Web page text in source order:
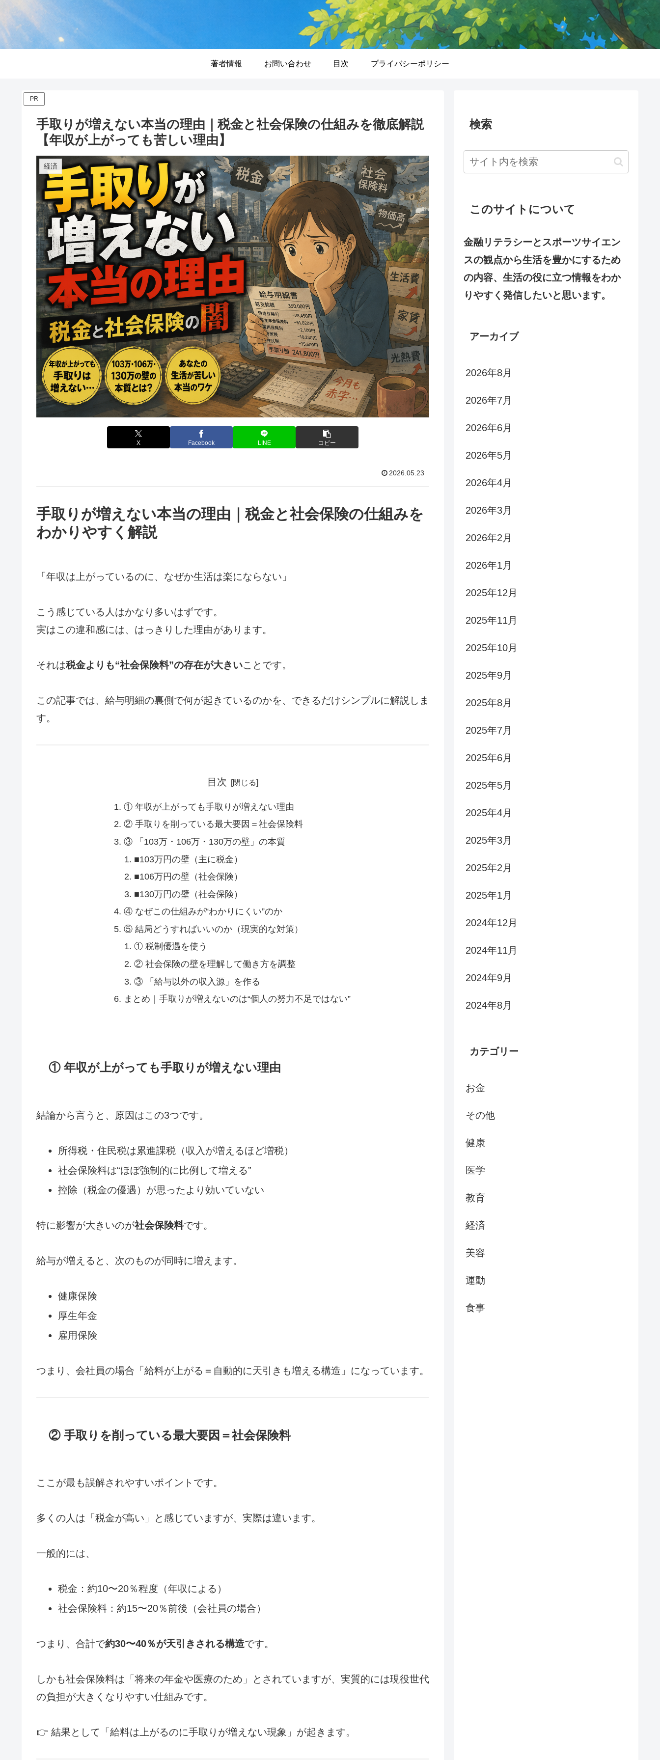
著者情報 お問い合わせ 目次 プライバシーポリシー
PR
手取りが増えない本当の理由｜税金と社会保険の仕組みを徹底解説
【年収が上がっても苦しい理由】
経済
X Facebook LINE コピー
2026.05.23
手取りが増えない本当の理由｜税金と社会保険の仕組みを
わかりやすく解説
「年収は上がっているのに、なぜか生活は楽にならない」
こう感じている人はかなり多いはずです。
実はこの違和感には、はっきりした理由があります。
それは税金よりも“社会保険料”の存在が大きいことです。
この記事では、給与明細の裏側で何が起きているのかを、できるだけシンプルに解説しま
す。
目次
① 年収が上がっても手取りが増えない理由
② 手取りを削っている最大要因＝社会保険料
③ 「103万・106万・130万の壁」の本質
■103万円の壁（主に税金）
■106万円の壁（社会保険）
■130万円の壁（社会保険）
④ なぜこの仕組みが“わかりにくい”のか
⑤ 結局どうすればいいのか（現実的な対策）
① 税制優遇を使う
② 社会保険の壁を理解して働き方を調整
③ 「給与以外の収入源」を作る
まとめ｜手取りが増えないのは“個人の努力不足ではない”
① 年収が上がっても手取りが増えない理由
結論から言うと、原因はこの3つです。
所得税・住民税は累進課税（収入が増えるほど増税）
社会保険料は“ほぼ強制的に比例して増える”
控除（税金の優遇）が思ったより効いていない
特に影響が大きいのが社会保険料です。
給与が増えると、次のものが同時に増えます。
健康保険
厚生年金
雇用保険
つまり、会社員の場合「給料が上がる＝自動的に天引きも増える構造」になっています。
② 手取りを削っている最大要因＝社会保険料
ここが最も誤解されやすいポイントです。
多くの人は「税金が高い」と感じていますが、実際は違います。
一般的には、
税金：約10〜20％程度（年収による）
社会保険料：約15〜20％前後（会社員の場合）
つまり、合計で約30〜40％が天引きされる構造です。
しかも社会保険料は「将来の年金や医療のため」とされていますが、実質的には現役世代
の負担が大きくなりやすい仕組みです。
👉 結果として「給料は上がるのに手取りが増えない現象」が起きます。
検索
このサイトについて
金融リテラシーとスポーツサイエン
スの観点から生活を豊かにするため
の内容、生活の役に立つ情報をわか
りやすく発信したいと思います。
アーカイブ
2026年8月
2026年7月
2026年6月
2026年5月
2026年4月
2026年3月
2026年2月
2026年1月
2025年12月
2025年11月
2025年10月
2025年9月
2025年8月
2025年7月
2025年6月
2025年5月
2025年4月
2025年3月
2025年2月
2025年1月
2024年12月
2024年11月
2024年9月
2024年8月
カテゴリー
お金
その他
健康
医学
教育
経済
美容
運動
食事